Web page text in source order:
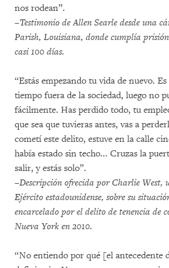
nos rodean”.
–Testimonio de Allen Searle desde una
Parish, Louisiana, donde cumplía
casi 100 días.
“Estás empezando tu vida de nuevo.
tiempo fuera de la sociedad, luego no
fácilmente. Has perdido todo, tu
que sea que tuvieras antes, vas a
cometí este delito, estuve en la calle
había estado sin techo... Cruzas la
salir, y estás solo”.
–Descripción ofrecida por Charlie West,
Ejército estadounidense, sobre su
encarcelado por el delito de tenencia de
Nueva York en 2010.
“No entiendo por qué [el antecedente